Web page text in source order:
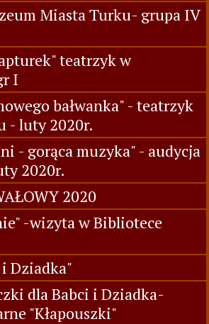
Miasta Turku- grupa IV
teatrzyk w
I
bałwanka" - teatrzyk
- luty 2020r.
- gorąca muzyka" - audycja
2020r.
2020
-wizyta w Bibliotece
Dziadka"
dla Babci i Dziadka-
"Kłapouszki"